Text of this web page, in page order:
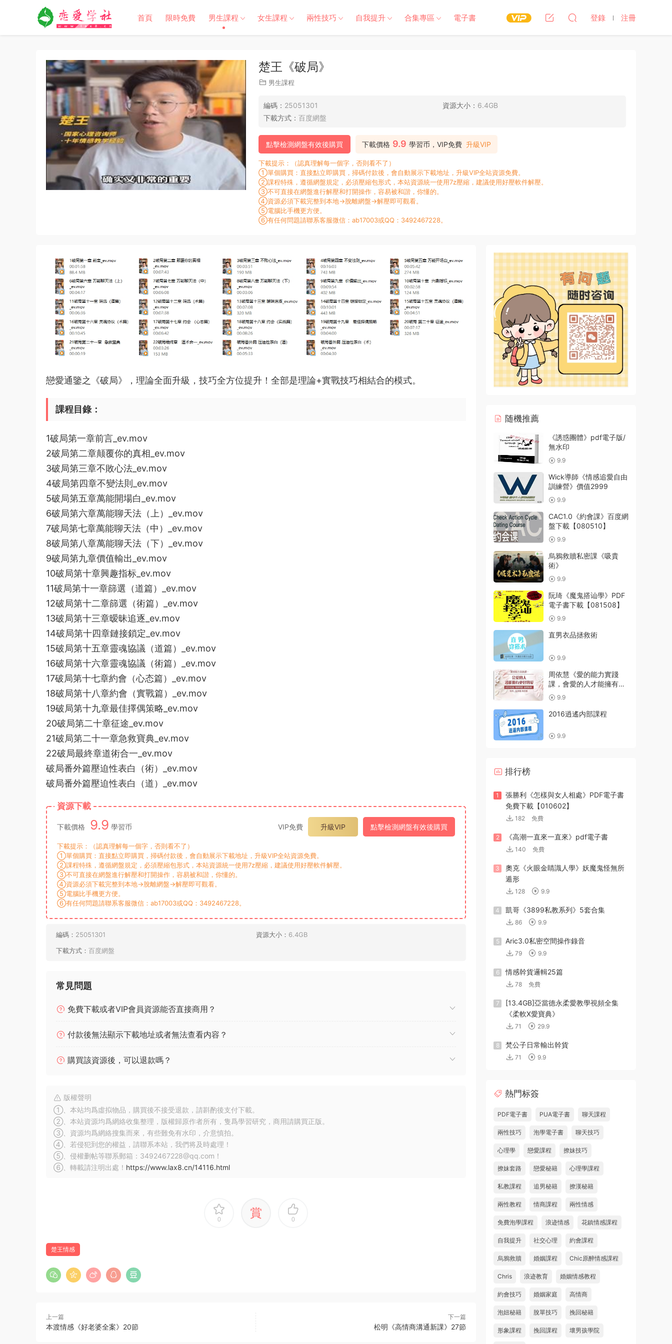
首頁 限時免費 男生課程 女生課程 兩性技巧 自我提升 合集專區 電子書 登錄 注冊
楚王《破局》
男生課程
編碼： 25051301 資源大小： 6.4GB
下載方式： 百度網盤
下載價格 9.9 學習币，VIP免費 升級VIP
點擊檢測網盤有效後購買
下載提示：（認真理解每一個字，否則看不了）
①單個購買：直接點立即購買，掃碼付款後，會自動展示下載地址，升級VIP全站資源免費。
②課程特殊，遵循網盤規定，必須壓縮包形式，本站資源統一使用7z壓縮，建議使用好壓軟件解壓。
③不可直接在網盤進行解壓和打開操作，容易被和諧，你懂的。
④資源必須下載完整到本地→脫離網盤→解壓即可觀看。
⑤電腦比手機更方便。
⑥有任何問題請聯系客服微信：ab17003或QQ：3492467228。
戀愛通鑒之《破局》，理論全面升級，技巧全方位提升！全部是理論+實戰技巧相結合的模式。
課程目錄：
1破局第一章前言_ev.mov
2破局第二章颠覆你的真相_ev.mov
3破局第三章不敗心法_ev.mov
4破局第四章不變法則_ev.mov
5破局第五章萬能開場白_ev.mov
6破局第六章萬能聊天法（上）_ev.mov
7破局第七章萬能聊天法（中）_ev.mov
8破局第八章萬能聊天法（下）_ev.mov
9破局第九章價值輸出_ev.mov
10破局第十章興趣指标_ev.mov
11破局第十一章篩選（道篇）_ev.mov
12破局第十二章篩選（術篇）_ev.mov
13破局第十三章暧昧追逐_ev.mov
14破局第十四章鏈接鎖定_ev.mov
15破局第十五章靈魂協議（道篇）_ev.mov
16破局第十六章靈魂協議（術篇）_ev.mov
17破局第十七章約會（心态篇）_ev.mov
18破局第十八章約會（實戰篇）_ev.mov
19破局第十九章最佳擇偶策略_ev.mov
20破局第二十章征途_ev.mov
21破局第二十一章急救寶典_ev.mov
22破局最終章道術合一_ev.mov
破局番外篇壓迫性表白（術）_ev.mov
破局番外篇壓迫性表白（道）_ev.mov
資源下載
下載價格 9.9 學習币 VIP免費 升級VIP 點擊檢測網盤有效後購買
下載提示：（認真理解每一個字，否則看不了）
①單個購買：直接點立即購買，掃碼付款後，會自動展示下載地址，升級VIP全站資源免費。
②課程特殊，遵循網盤規定，必須壓縮包形式，本站資源統一使用7z壓縮，建議使用好壓軟件解壓。
③不可直接在網盤進行解壓和打開操作，容易被和諧，你懂的。
④資源必須下載完整到本地→脫離網盤→解壓即可觀看。
⑤電腦比手機更方便。
⑥有任何問題請聯系客服微信：ab17003或QQ：3492467228。
編碼： 25051301 資源大小： 6.4GB
下載方式： 百度網盤
常見問題
免費下載或者VIP會員資源能否直接商用？
付款後無法顯示下載地址或者無法查看内容？
購買該資源後，可以退款嗎？
版權聲明
①、本站均爲虛拟物品，購買後不接受退款，請斟酌後支付下載。
②、本站資源均爲網絡收集整理，版權歸原作者所有，隻爲學習研究，商用請購買正版。
③、資源均爲網絡搜集而來，有些難免有水印，介意慎拍。
④、若侵犯到您的權益，請聯系本站，我們将及時處理！
⑤、侵權删帖等聯系郵箱：3492467228@qq.com！
⑥、轉載請注明出處！ https://www.lax8.cn/14116.html
0 賞 0
楚王情感
上一篇
本渡情感《好老婆全案》20節
下一篇
松明《高情商溝通新課》27節
随機推薦
《誘惑團體》pdf電子版/
無水印
9.9
Wick導師《情感追愛自由
訓練營》價值2999
9.9
CAC1.0《約會課》百度網
盤下載【080510】
9.9
烏鴉救贖私密課《吸貴
術》
9.9
阮琦《魔鬼搭讪學》PDF
電子書下載【081508】
9.9
直男衣品拯救術
9.9
周依慧《愛的能力實踐
課，會愛的人才能擁有良
好的愛》音頻+文字稿
9.9
2016逍遙内部課程
9.9
排行榜
1
張勝利《怎樣與女人相處》PDF電子書
免費下載【010602】
182 免費
2 《高潮一直來一直來》pdf電子書
140 免費
3
奧克《火眼金睛識人學》妖魔鬼怪無所
遁形
128 9.9
4 凱哥《3899私教系列》5套合集
86 9.9
5 Aric3.0私密空間操作錄音
79 9.9
6 情感幹貨邏輯25篇
78 免費
7
[13.4GB]亞當德永柔愛教學視頻全集
《柔軟X愛寶典》
71 29.9
8 梵公子日常輸出幹貨
71 9.9
熱門标簽
PDF電子書 PUA電子書 聊天課程
兩性技巧 泡學電子書 聊天技巧
心理學 戀愛課程 撩妹技巧
撩妹套路 戀愛秘籍 心理學課程
私教課程 追男秘籍 撩漢秘籍
兩性教程 情商課程 兩性情感
免費泡學課程 浪迹情感 花鎮情感課程
自我提升 社交心理 約會課程
烏鴉救贖 婚姻課程 Chic原醉情感課程
Chris 浪迹教育 婚姻情感教程
約會技巧 婚姻家庭 高情商
泡妞秘籍 脫單技巧 挽回秘籍
形象課程 挽回課程 壞男孩學院